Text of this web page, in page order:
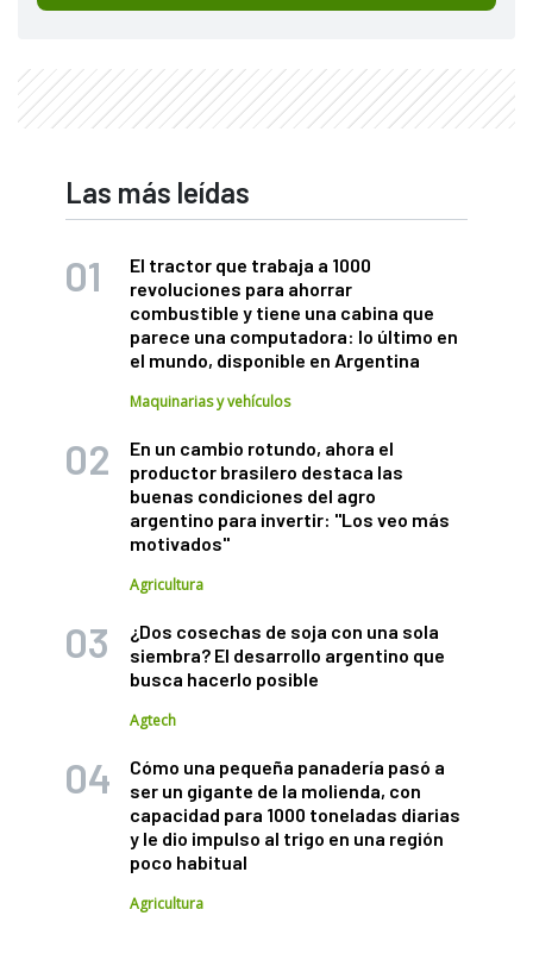
Las más leídas
El tractor que trabaja a 1000
revoluciones para ahorrar
combustible y tiene una cabina que
parece una computadora: lo último en
el mundo, disponible en Argentina
Maquinarias y vehículos
En un cambio rotundo, ahora el
productor brasilero destaca las
buenas condiciones del agro
argentino para invertir: "Los veo más
motivados"
Agricultura
¿Dos cosechas de soja con una sola
siembra? El desarrollo argentino que
busca hacerlo posible
Agtech
Cómo una pequeña panadería pasó a
ser un gigante de la molienda, con
capacidad para 1000 toneladas diarias
y le dio impulso al trigo en una región
poco habitual
Agricultura